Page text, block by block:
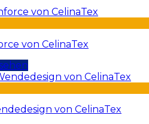
von CelinaTex
von CelinaTex